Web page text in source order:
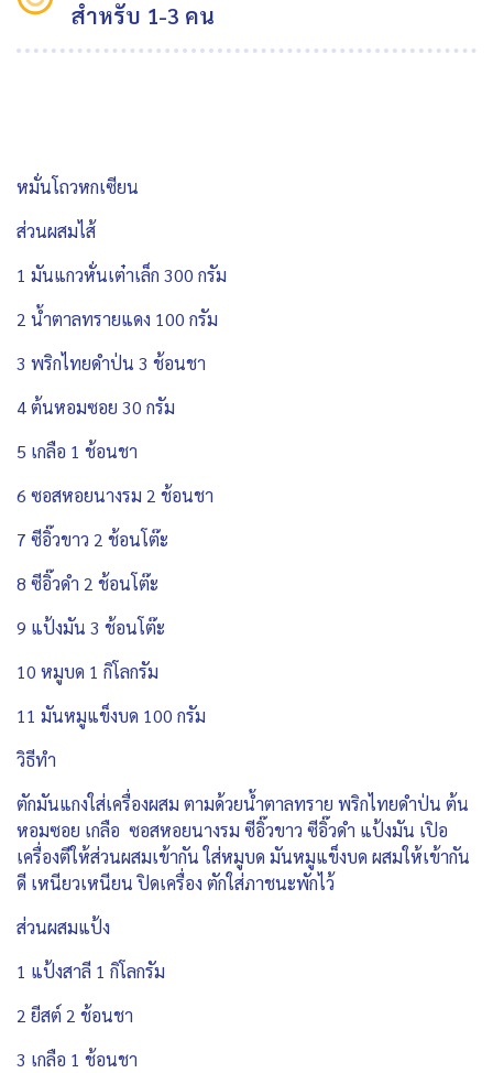
สำหรับ 1-3 คน
หมั่นโถวหกเซียน
ส่วนผสมไส้
1 มันแกวหั่นเต๋าเล็ก 300 กรัม
2 น้ำตาลทรายแดง 100 กรัม
3 พริกไทยดำป่น 3 ช้อนชา
4 ต้นหอมซอย 30 กรัม
5 เกลือ 1 ช้อนชา
6 ซอสหอยนางรม 2 ช้อนชา
7 ซีอิ๊วขาว 2 ช้อนโต๊ะ
8 ซีอิ๊วดำ 2 ช้อนโต๊ะ
9 แป้งมัน 3 ช้อนโต๊ะ
10 หมูบด 1 กิโลกรัม
11 มันหมูแข็งบด 100 กรัม
วิธีทำ
ตักมันแกงใส่เครื่องผสม ตามด้วยน้ำตาลทราย พริกไทยดำป่น ต้น
หอมซอย เกลือ ซอสหอยนางรม ซีอิ๊วขาว ซีอิ๊วดำ แป้งมัน เปิอ
เครื่องตีให้ส่วนผสมเข้ากัน ใส่หมูบด มันหมูแข็งบด ผสมให้เข้ากัน
ดี เหนียวเหนียน ปิดเครื่อง ตักใส่ภาชนะพักไว้
ส่วนผสมแป้ง
1 แป้งสาลี 1 กิโลกรัม
2 ยีสต์ 2 ช้อนชา
3 เกลือ 1 ช้อนชา